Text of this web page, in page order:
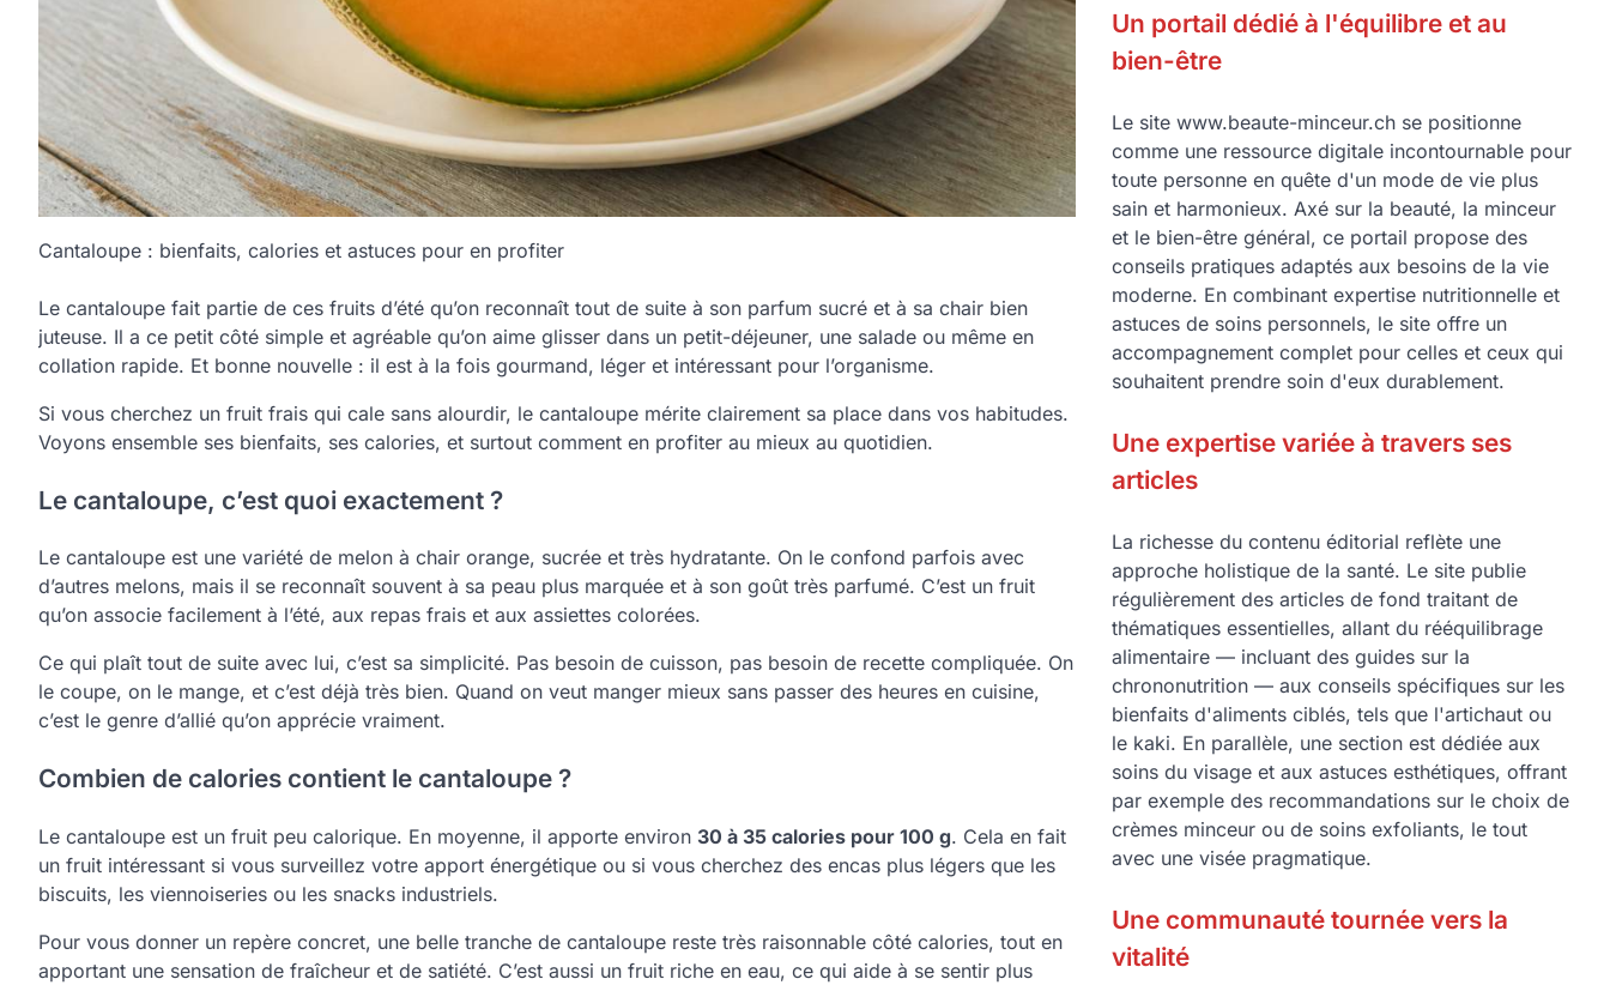
Cantaloupe : bienfaits, calories et astuces pour en profiter
Le cantaloupe fait partie de ces fruits d’été qu’on reconnaît tout de suite à son parfum sucré et à sa chair bien
juteuse. Il a ce petit côté simple et agréable qu’on aime glisser dans un petit-déjeuner, une salade ou même en
collation rapide. Et bonne nouvelle : il est à la fois gourmand, léger et intéressant pour l’organisme.
Si vous cherchez un fruit frais qui cale sans alourdir, le cantaloupe mérite clairement sa place dans vos habitudes.
Voyons ensemble ses bienfaits, ses calories, et surtout comment en profiter au mieux au quotidien.
Le cantaloupe, c’est quoi exactement ?
Le cantaloupe est une variété de melon à chair orange, sucrée et très hydratante. On le confond parfois avec
d’autres melons, mais il se reconnaît souvent à sa peau plus marquée et à son goût très parfumé. C’est un fruit
qu’on associe facilement à l’été, aux repas frais et aux assiettes colorées.
Ce qui plaît tout de suite avec lui, c’est sa simplicité. Pas besoin de cuisson, pas besoin de recette compliquée. On
le coupe, on le mange, et c’est déjà très bien. Quand on veut manger mieux sans passer des heures en cuisine,
c’est le genre d’allié qu’on apprécie vraiment.
Combien de calories contient le cantaloupe ?
Le cantaloupe est un fruit peu calorique. En moyenne, il apporte environ 30 à 35 calories pour 100 g. Cela en fait
un fruit intéressant si vous surveillez votre apport énergétique ou si vous cherchez des encas plus légers que les
biscuits, les viennoiseries ou les snacks industriels.
Pour vous donner un repère concret, une belle tranche de cantaloupe reste très raisonnable côté calories, tout en
apportant une sensation de fraîcheur et de satiété. C’est aussi un fruit riche en eau, ce qui aide à se sentir plus
Un portail dédié à l'équilibre et au
bien-être
Le site www.beaute-minceur.ch se positionne
comme une ressource digitale incontournable pour
toute personne en quête d'un mode de vie plus
sain et harmonieux. Axé sur la beauté, la minceur
et le bien-être général, ce portail propose des
conseils pratiques adaptés aux besoins de la vie
moderne. En combinant expertise nutritionnelle et
astuces de soins personnels, le site offre un
accompagnement complet pour celles et ceux qui
souhaitent prendre soin d'eux durablement.
Une expertise variée à travers ses
articles
La richesse du contenu éditorial reflète une
approche holistique de la santé. Le site publie
régulièrement des articles de fond traitant de
thématiques essentielles, allant du rééquilibrage
alimentaire — incluant des guides sur la
chrononutrition — aux conseils spécifiques sur les
bienfaits d'aliments ciblés, tels que l'artichaut ou
le kaki. En parallèle, une section est dédiée aux
soins du visage et aux astuces esthétiques, offrant
par exemple des recommandations sur le choix de
crèmes minceur ou de soins exfoliants, le tout
avec une visée pragmatique.
Une communauté tournée vers la
vitalité